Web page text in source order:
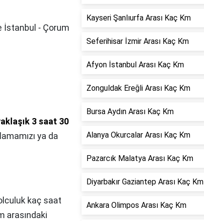
İstanbul - Çorum
3 saat 30
ya da
kaç saat
arasındaki
Kayseri Şanlıurfa Arası Kaç Km
Seferihisar İzmir Arası Kaç Km
Afyon İstanbul Arası Kaç Km
Zonguldak Ereğli Arası Kaç Km
Bursa Aydın Arası Kaç Km
Alanya Okurcalar Arası Kaç Km
Pazarcık Malatya Arası Kaç Km
Diyarbakır Gaziantep Arası Kaç Km
Ankara Olimpos Arası Kaç Km